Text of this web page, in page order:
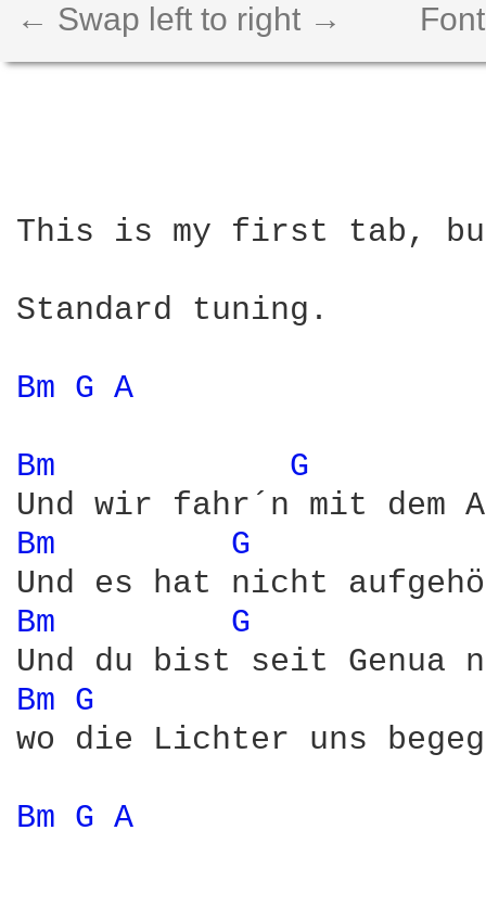
← Swap left to right →
This is my first tab,
Standard tuning.
Bm G A
Bm G
Bm G
Bm G
Bm G
wo die Lichter uns
Bm G A